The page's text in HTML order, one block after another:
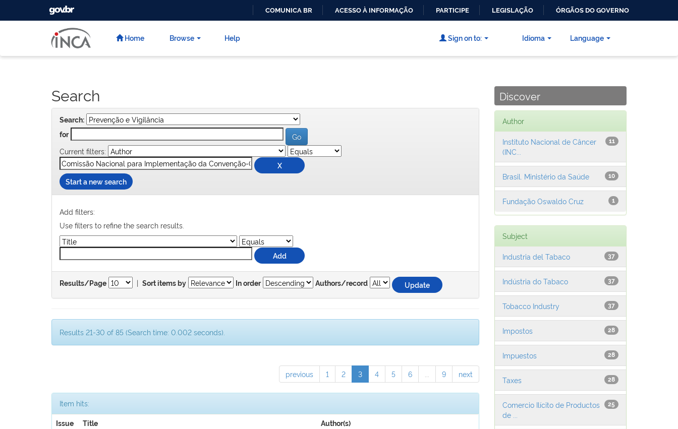
CONTEÚDO
GOVBR
COMUNICA BR ACESSO À INFORMAÇÃO PARTICIPE LEGISLAÇÃO ÓRGÃOS DO GOVERNO
Home Browse Help Language
Sign on to: Idioma
Search
Search:
for
Current filters:
Start a new search
Add filters:
Use filters to refine the search results.
Results/Page | Sort items by In order Authors/record
Results 21-30 of 85 (Search time: 0.002 seconds).
previous 1 2 3 4 5 6 9 next
Item hits:
Issue
Title Author(s)
Discover
Author
11
Instituto Nacional de Câncer
(INC...
10
Brasil. Ministério da Saúde
1
Fundação Oswaldo Cruz
Subject
37
Industria del Tabaco
37
Indústria do Tabaco
37
Tobacco Industry
28
Impostos
28
Impuestos
28
Taxes
25
Comercio Ilícito de Productos
de ...